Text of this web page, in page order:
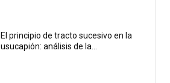
El principio de tracto sucesivo en la
usucapión: análisis de la...